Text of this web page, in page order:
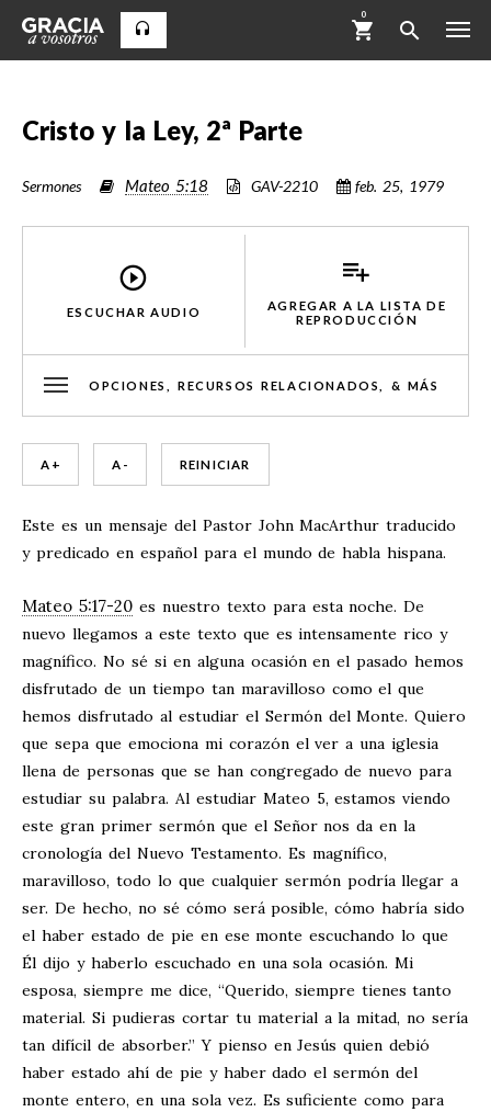
0
Cristo y la Ley, 2ª Parte
Sermones Mateo 5:18 GAV-2210 feb. 25, 1979
ESCUCHAR AUDIO
AGREGAR A LA LISTA DE
REPRODUCCIÓN
OPCIONES, RECURSOS RELACIONADOS, & MÁS
A + A - REINICIAR
Este es un mensaje del Pastor John MacArthur traducido
y predicado en español para el mundo de habla hispana.
Mateo 5:17-20es nuestro texto para esta noche. De
nuevo llegamos a este texto que es intensamente rico y
magnífico. No sé si en alguna ocasión en el pasado hemos
disfrutado de un tiempo tan maravilloso como el que
hemos disfrutado al estudiar el Sermón del Monte. Quiero
que sepa que emociona mi corazón el ver a una iglesia
llena de personas que se han congregado de nuevo para
estudiar su palabra. Al estudiar Mateo 5, estamos viendo
este gran primer sermón que el Señor nos da en la
cronología del Nuevo Testamento. Es magnífico,
maravilloso, todo lo que cualquier sermón podría llegar a
ser. De hecho, no sé cómo será posible, cómo habría sido
el haber estado de pie en ese monte escuchando lo que
Él dijo y haberlo escuchado en una sola ocasión. Mi
esposa, siempre me dice, “Querido, siempre tienes tanto
material. Si pudieras cortar tu material a la mitad, no sería
tan difícil de absorber.” Y pienso en Jesús quien debió
haber estado ahí de pie y haber dado el sermón del
monte entero, en una sola vez. Es suficiente como para